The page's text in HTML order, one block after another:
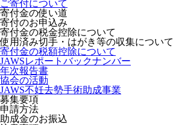
ご寄付について
寄付金の使い道
寄付のお申込み
寄付金の税金控除について
使用済み切手・はがき等の収集について
寄付金の税額控除について
JAWSレポートバックナンバー
年次報告書
協会の活動
JAWS不妊去勢手術助成事業
募集要項
申請方法
助成金のお振込